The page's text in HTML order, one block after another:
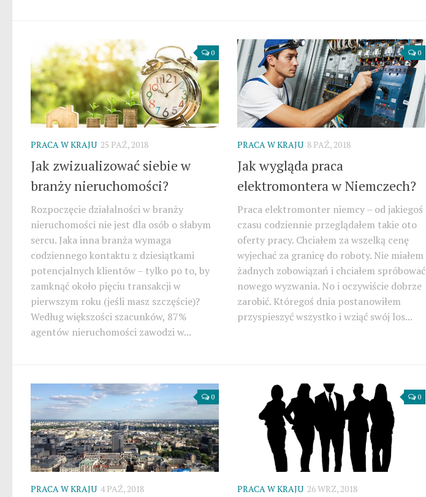
0
PRACA W KRAJU 25 PAŹ, 2018
Jak zwizualizować siebie w
branży nieruchomości?
Rozpoczęcie działalności w branży
nieruchomości nie jest dla osób o słabym
sercu. Jaka inna branża wymaga
codziennego kontaktu z dziesiątkami
potencjalnych klientów – tylko po to, by
zamknąć około pięciu transakcji w
pierwszym roku (jeśli masz szczęście)?
Według większości szacunków, 87%
agentów nieruchomości zawodzi w...
0
PRACA W KRAJU 8 PAŹ, 2018
Jak wygląda praca
elektromontera w Niemczech?
Praca elektromonter niemcy – od jakiegoś
czasu codziennie przeglądałem takie oto
oferty pracy. Chciałem za wszelką cenę
wyjechać za granicę do roboty. Nie miałem
żadnych zobowiązań i chciałem spróbować
nowego wyzwania. No i oczywiście dobrze
zarobić. Któregoś dnia postanowiłem
przyspieszyć wszystko i wziąć swój los...
0
PRACA W KRAJU 4 PAŹ, 2018
0
PRACA W KRAJU 26 WRZ, 2018